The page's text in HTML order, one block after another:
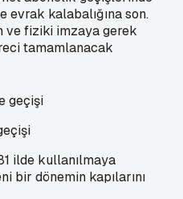
kalabalığına son.
ve fiziki imzaya gerek
tamamlanacak
ilde kullanılmaya
bir dönemin kapılarını